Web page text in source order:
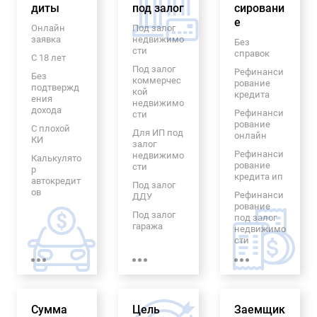
диты
Онлайн
заявка
С 18 лет
Без
подтвержд
ения
дохода
С плохой
КИ
Калькулято
р
автокредит
ов
процентов
Рефинанси
рование
автокредит
а
семейный
под залог
Под залог
недвижимо
сти
Под залог
коммерчес
кой
недвижимо
сти
Для ИП под
залог
недвижимо
сти
Под залог
ДДУ
Под залог
гаража
авто
Под залог
Ломбардны
сировани
е
Без
справок
Рефинанси
рование
кредита
Рефинанси
рование
онлайн
Рефинанси
рование
кредита ип
Рефинанси
рование
под залог
недвижимо
сти
Пенсионер
ам
кредитов с
Сумма
Цель
Заемщик